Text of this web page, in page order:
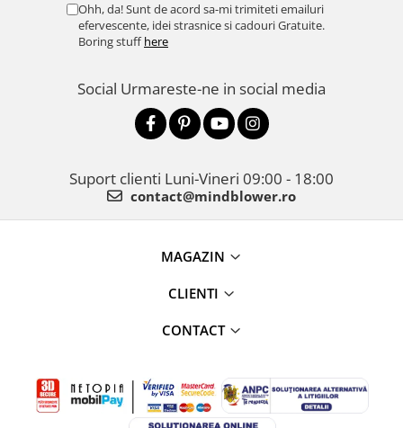
Ohh, da! Sunt de acord sa-mi trimiteti emailuri
efervescente, idei strasnice si cadouri Gratuite.
Boring stuffhere
Social Urmareste-ne in social media
Suport clienti Luni-Vineri 09:00 - 18:00
contact@mindblower.ro
MAGAZIN
CLIENTI
CONTACT